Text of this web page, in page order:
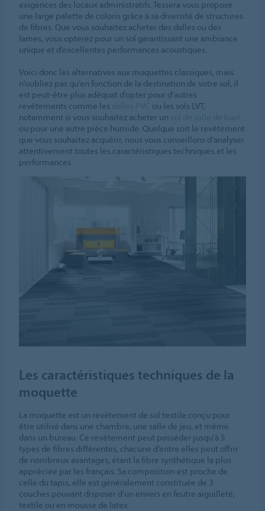
exigences des locaux administratifs. Tessera vous propose
une large palette de coloris grâce à sa diversité de structures
de fibres. Que vous souhaitez acheter des dalles ou des
lames, vous opterez pour un sol garantissant une ambiance
unique et d’excellentes performances acoustiques.
Voici donc les alternatives aux moquettes classiques, mais
n’oubliez pas qu’en fonction de la destination de votre sol, il
est peut-être plus adéquat d’opter pour d’autres
revêtements comme les
ou les sols LVT,
notamment si vous souhaitez acheter un
ou pour une autre pièce humide. Quelque soit le revêtement
que vous souhaitez acquérir, nous vous conseillons d’analyser
attentivement toutes les caractéristiques techniques et les
performances.
Les caractéristiques techniques de la
moquette
La moquette est un revêtement de sol textile conçu pour
être utilisé dans une chambre, une salle de jeu, et même
dans un bureau. Ce revêtement peut posséder jusqu’à 5
types de fibres différentes, chacune d’entre elles peut offrir
de nombreux avantages, étant la fibre synthétique la plus
appréciée par les français. Sa composition est proche de
celle du tapis, elle est généralement constituée de 3
couches pouvant disposer d’un envers en feutre aiguilleté,
textile ou en mousse de latex.